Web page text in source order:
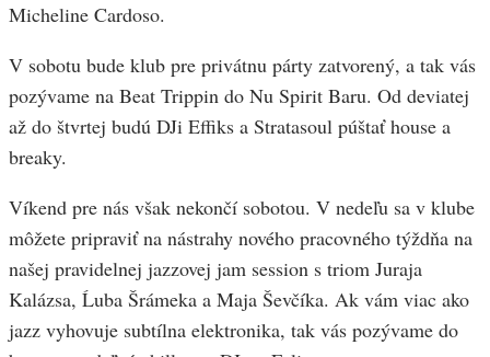
Micheline Cardoso.
V sobotu bude klub pre privátnu párty zatvorený, a tak vás
pozývame na Beat Trippin do Nu Spirit Baru. Od deviatej
až do štvrtej budú DJi Effiks a Stratasoul púštať house a
breaky.
Víkend pre nás však nekončí sobotou. V nedeľu sa v klube
môžete pripraviť na nástrahy nového pracovného týždňa na
našej pravidelnej jazzovej jam session s triom Juraja
Kalázsa, Ĺuba Šrámeka a Maja Ševčíka. Ak vám viac ako
jazz vyhovuje subtílna elektronika, tak vás pozývame do